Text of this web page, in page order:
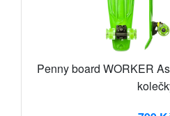
Penny board WORKER